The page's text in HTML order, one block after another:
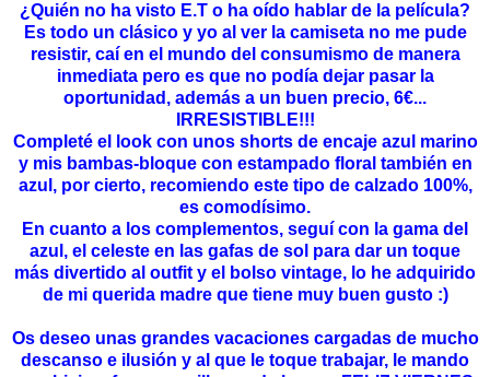
¿Quién no ha visto E.T o ha oído hablar de la película?
Es todo un clásico y yo al ver la camiseta no me pude
resistir, caí en el mundo del consumismo de manera
inmediata pero es que no podía dejar pasar la
oportunidad, además a un buen precio, 6€...
IRRESISTIBLE!!!
Completé el look con unos shorts de encaje azul marino
y mis bambas-bloque con estampado floral también en
azul, por cierto, recomiendo este tipo de calzado 100%,
es comodísimo.
En cuanto a los complementos, seguí con la gama del
azul, el celeste en las gafas de sol para dar un toque
más divertido al outfit y el bolso vintage, lo he adquirido
de mi querida madre que tiene muy buen gusto :)
Os deseo unas grandes vacaciones cargadas de mucho
descanso e ilusión y al que le toque trabajar, le mando